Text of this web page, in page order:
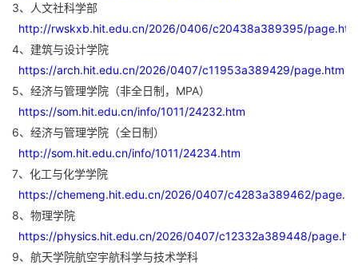
3、人文社科学部
http://rwskxb.hit.edu.cn/2026/0406/c20438a389395/page.htm
4、建筑与设计学院
https://arch.hit.edu.cn/2026/0407/c11953a389429/page.htm
5、经济与管理学院（非全日制，MPA）
https://som.hit.edu.cn/info/1011/24232.htm
6、经济与管理学院（全日制）
http://som.hit.edu.cn/info/1011/24234.htm
7、化工与化学学院
https://chemeng.hit.edu.cn/2026/0407/c4283a389462/
8、物理学院
https://physics.hit.edu.cn/2026/0407/c12332a389448/
9、航天学院航空宇航科学与技术学科